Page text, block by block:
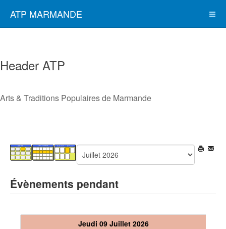
ATP MARMANDE
Header ATP
Arts & Traditions Populaires de Marmande
Évènements pendant
Jeudi 09 Juillet 2026